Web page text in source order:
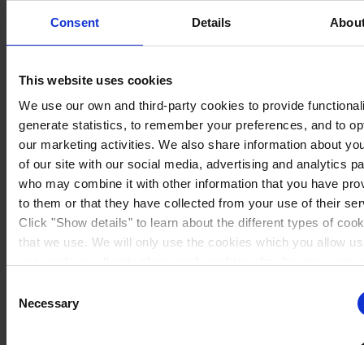
Consent Details
This website uses cookies
We use our own and third-party cookies to provide
generate statistics, to remember your preferences, and to
our marketing activities. We also share information about
of our site with our social media, advertising and analytics
who may combine it with other information that you have
to them or that they have collected from your use of their
Click "Show details" to learn about the different types of
that we use. We will only use the cookies which you allow
link in ourCookie Policy
. If you would like to know more
Selection
Necessary